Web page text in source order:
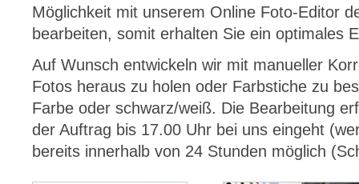
Möglichkeit mit unserem Online Foto-Editor
bearbeiten, somit erhalten Sie ein optimales
Auf Wunsch entwickeln wir mit manueller
Fotos heraus zu holen oder Farbstiche zu
Farbe oder schwarz/weiß. Die Bearbeitung
der Auftrag bis 17.00 Uhr bei uns eingeht
bereits innerhalb von 24 Stunden möglich